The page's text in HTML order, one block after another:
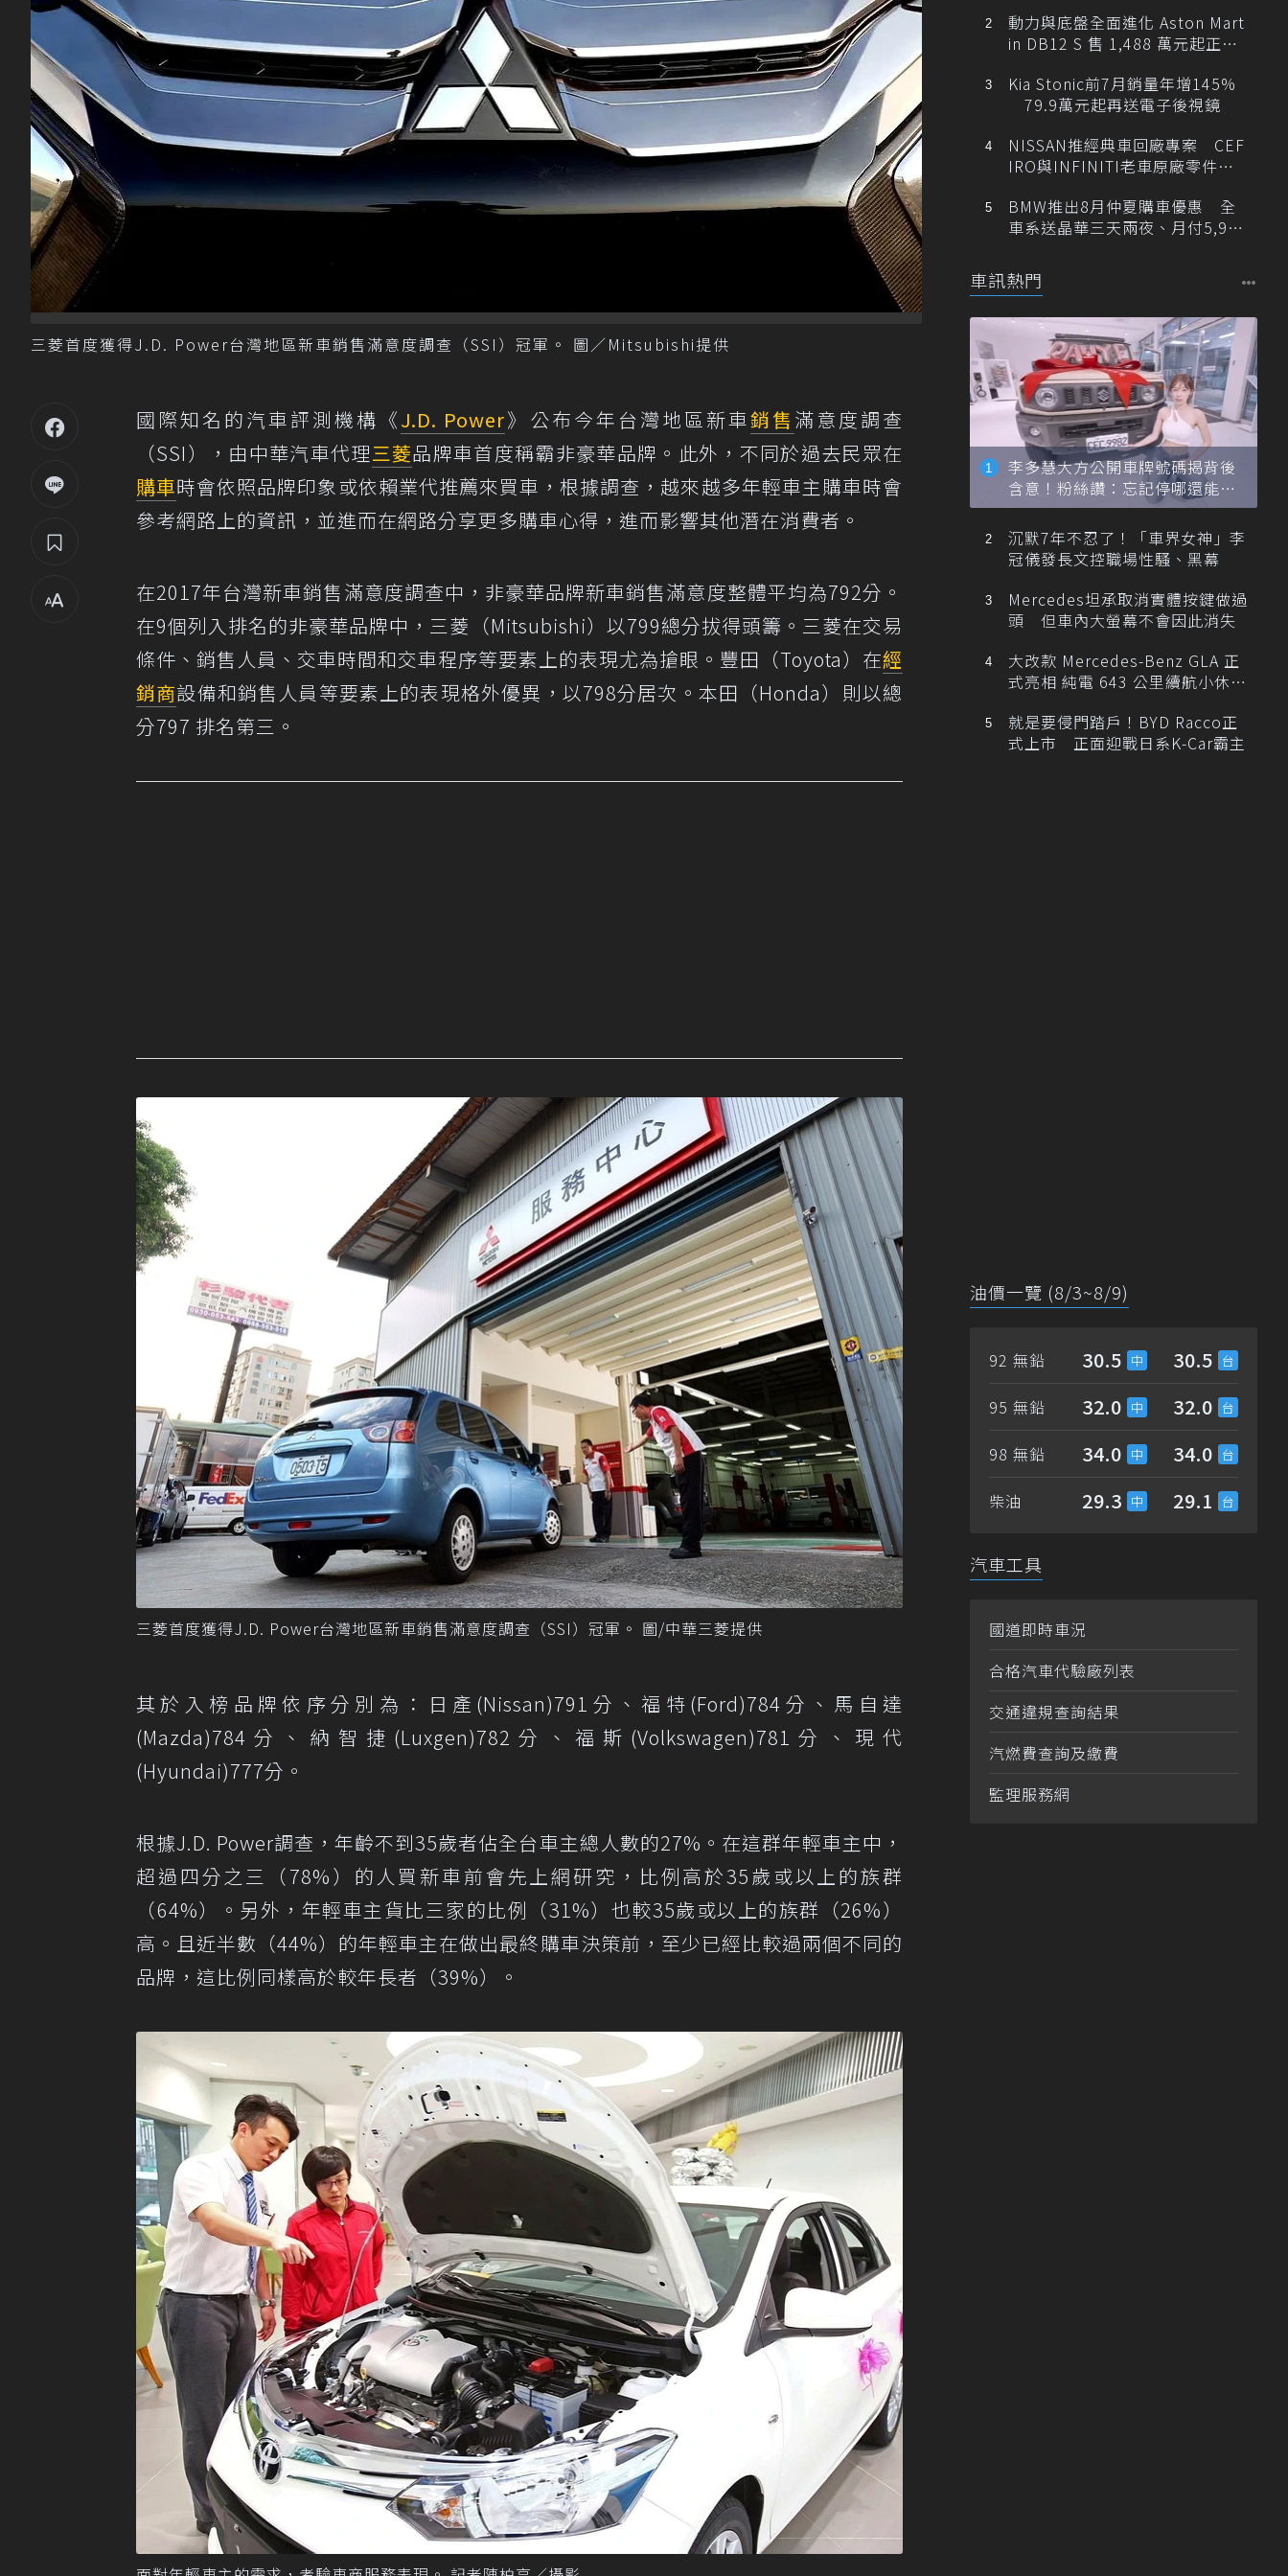
三菱首度獲得J.D. Power台灣地區新車銷售滿意度調查（SSI）冠軍。 圖／Mitsubishi提供
國際知名的汽車評測機構《J.D. Power》公布今年台灣地區新車銷售 滿意度調查
（SSI），由中華汽車代理三菱品牌車首度稱霸非豪華品牌。此外，不同於過去民眾在
購車時會依照品牌印象或依賴業代推薦來買車，根據調查，越來越多年輕車主購車時會
參考網路上的資訊，並進而在網路分享更多購車心得，進而影響其他潛在消費者。
在2017年台灣新車銷售滿意度調查中，非豪華品牌新車銷售滿意度整體平均為792分。
在9個列入排名的非豪華品牌中，三菱（Mitsubishi）以799總分拔得頭籌。三菱在交易
條件、銷售人員、交車時間和交車程序等要素上的表現尤為搶眼。豐田（Toyota）在經
銷商設備和銷售人員等要素上的表現格外優異，以798分居次。本田（Honda）則以總
分797 排名第三。
三菱首度獲得J.D. Power台灣地區新車銷售滿意度調查（SSI）冠軍。 圖/中華三菱提供
其於入榜品牌依序分別為：日產(Nissan)791分、福特(Ford)784分、馬自達
(Mazda)784分、納智捷(Luxgen)782分、福斯(Volkswagen)781分、現代
(Hyundai)777分。
根據J.D. Power調查，年齡不到35歲者佔全台車主總人數的27%。在這群年輕車主中，
超過四分之三（78%）的人買新車前會先上網研究，比例高於35歲或以上的族群
（64%）。另外，年輕車主貨比三家的比例（31%）也較35歲或以上的族群（26%）
高。且近半數（44%）的年輕車主在做出最終購車決策前，至少已經比較過兩個不同的
品牌，這比例同樣高於較年長者（39%）。
動力與底盤全面進化 Aston Mart
in DB12 S 售 1,488 萬元起正式
Kia Stonic前7月銷量年增145%
79.9萬元起再送電子後視鏡
NISSAN推經典車回廠專案 CEF
IRO與INFINITI老車原廠零件最
BMW推出8月仲夏購車優惠 全
車系送晶華三天兩夜、月付5,900
車訊熱門
李多慧大方公開車牌號碼揭背後
含意！粉絲讚：忘記停哪還能幫
忙找車
沉默7年不忍了！「車界女神」李
冠儀發長文控職場性騷、黑幕
Mercedes坦承取消實體按鍵做過
頭 但車內大螢幕不會因此消失
大改款 Mercedes-Benz GLA 正
式亮相 純電 643 公里續航小休
就是要侵門踏戶！BYD Racco正
式上市 正面迎戰日系K-Car霸主
油價一覽 (8/3~8/9)
92 無鉛 30.5 30.5
95 無鉛 32.0 32.0
98 無鉛 34.0 34.0
柴油 29.3 29.1
汽車工具
國道即時車況
合格汽車代驗廠列表
交通違規查詢結果
汽燃費查詢及繳費
監理服務網